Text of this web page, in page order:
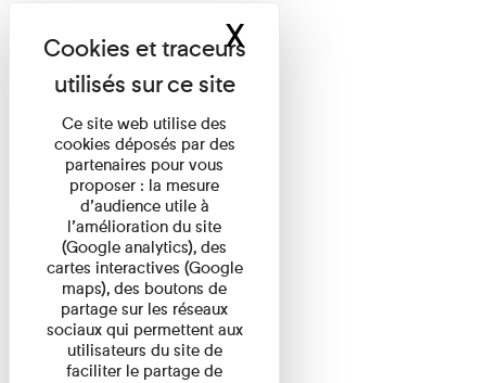
Ce site web utilise des
cookies déposés par des
partenaires pour vous
proposer : la mesure
d’audience utile à
l’amélioration du site
(Google analytics), des
cartes interactives (Google
maps), des boutons de
partage sur les réseaux
sociaux qui permettent aux
utilisateurs du site de
faciliter le partage de
XMasquer le